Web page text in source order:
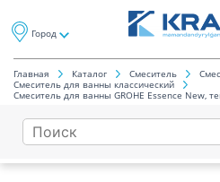
Город
Главная Каталог Смеситель
Смеситель для ванны классический
Смеситель для ванны GROHE Essence New,